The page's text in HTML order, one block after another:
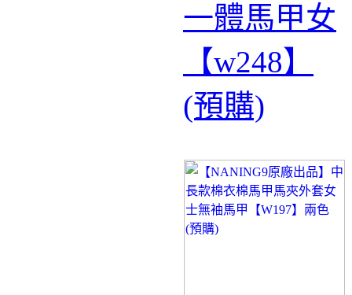
一體馬甲女
【w248】
(預購)